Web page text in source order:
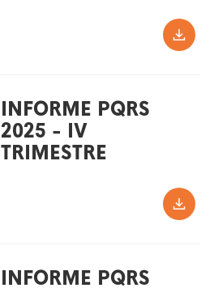
INFORME PQRS
2025 - IV
TRIMESTRE
INFORME PQRS